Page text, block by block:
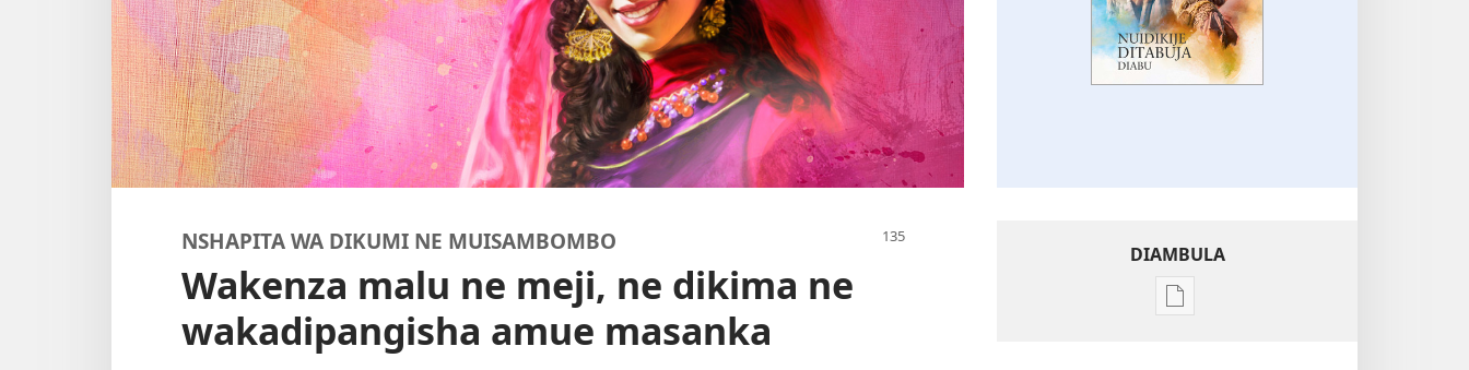
NSHAPITA WA DIKUMI NE MUISAMBOMBO
Wakenza malu ne meji, ne dikima ne
wakadipangisha amue masanka
DIAMBULA
Mua